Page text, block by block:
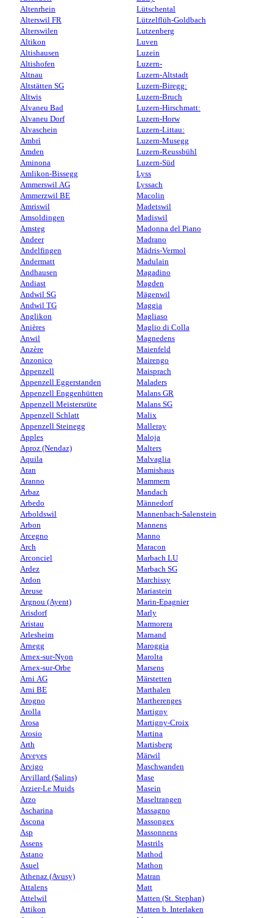
Altenrhein
Alterswil FR
Alterswilen
Altikon
Altishausen
Altishofen
Altnau
Altstätten SG
Altwis
Alvaneu Bad
Alvaneu Dorf
Alvaschein
Ambrì
Amden
Aminona
Amlikon-Bissegg
Ammerswil AG
Ammerzwil BE
Amriswil
Amsoldingen
Amsteg
Andeer
Andelfingen
Andermatt
Andhausen
Andiast
Andwil SG
Andwil TG
Anglikon
Anières
Anwil
Anzère
Anzonico
Appenzell
Appenzell Eggerstanden
Appenzell Enggenhütten
Appenzell Meistersrüte
Appenzell Schlatt
Appenzell Steinegg
Apples
Aproz (Nendaz)
Aquila
Aran
Aranno
Arbaz
Arbedo
Arboldswil
Arbon
Arcegno
Arch
Arconciel
Ardez
Ardon
Areuse
Argnou (Ayent)
Arisdorf
Aristau
Arlesheim
Arnegg
Arnex-sur-Nyon
Arnex-sur-Orbe
Arni AG
Arni BE
Arogno
Arolla
Arosa
Arosio
Arth
Arveyes
Arvigo
Arvillard (Salins)
Arzier-Le Muids
Arzo
Ascharina
Ascona
Asp
Assens
Astano
Asuel
Athenaz (Avusy)
Attalens
Attelwil
Attikon
Lütschental
Lützelflüh-Goldbach
Lutzenberg
Luven
Luzein
Luzern-
Luzern-Altstadt
Luzern-Biregg:
Luzern-Bruch
Luzern-Hirschmatt:
Luzern-Horw
Luzern-Littau:
Luzern-Musegg
Luzern-Reussbühl
Luzern-Süd
Lyss
Lyssach
Macolin
Madetswil
Madiswil
Madonna del Piano
Madrano
Mädris-Vermol
Madulain
Magadino
Magden
Mägenwil
Maggia
Magliaso
Maglio di Colla
Magnedens
Maienfeld
Mairengo
Maisprach
Maladers
Malans GR
Malans SG
Malix
Malleray
Maloja
Malters
Malvaglia
Mamishaus
Mammern
Mandach
Männedorf
Mannenbach-Salenstein
Mannens
Manno
Maracon
Marbach LU
Marbach SG
Marchissy
Mariastein
Marin-Epagnier
Marly
Marmorera
Marnand
Maroggia
Marolta
Marsens
Märstetten
Marthalen
Martherenges
Martigny
Martigny-Croix
Martina
Martisberg
Märwil
Maschwanden
Mase
Masein
Maseltrangen
Massagno
Massongex
Massonnens
Mastrils
Mathod
Mathon
Matran
Matt
Matten (St. Stephan)
Matten b. Interlaken